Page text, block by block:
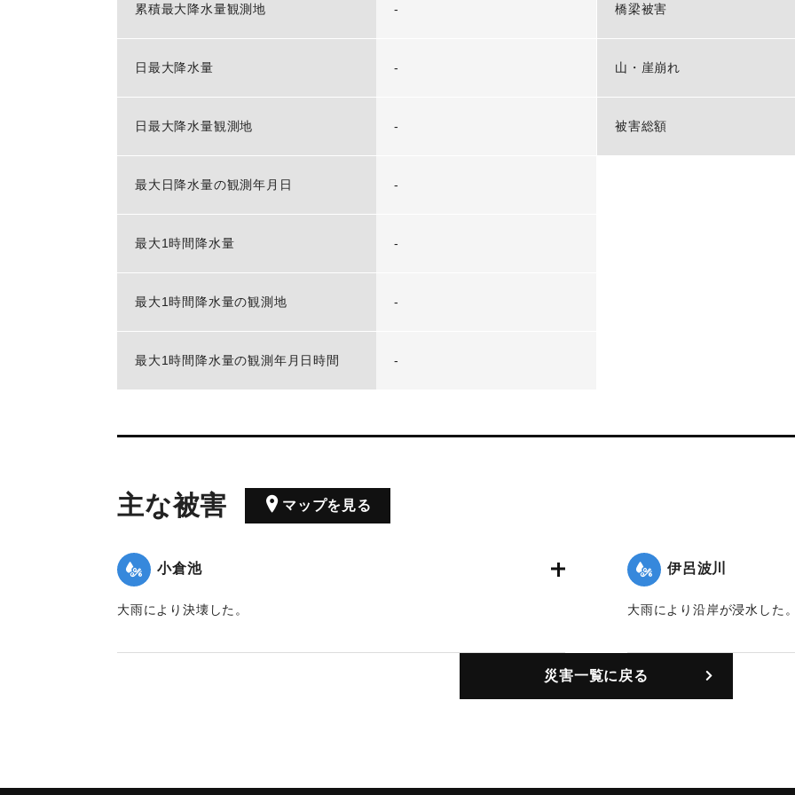
累積最大降水量観測地 -
日最大降水量 -
日最大降水量観測地 -
最大日降水量の観測年月日 -
最大1時間降水量 -
最大1時間降水量の観測地 -
最大1時間降水量の観測年月日時間 -
橋梁被害
山・崖崩れ
被害総額
主な被害 マップを見る
小倉池
大雨により決壊した。
｜固有コード:00160002
伊呂波川
大雨により沿岸が浸水した。
｜固有コード:00160003
災害一覧に戻る